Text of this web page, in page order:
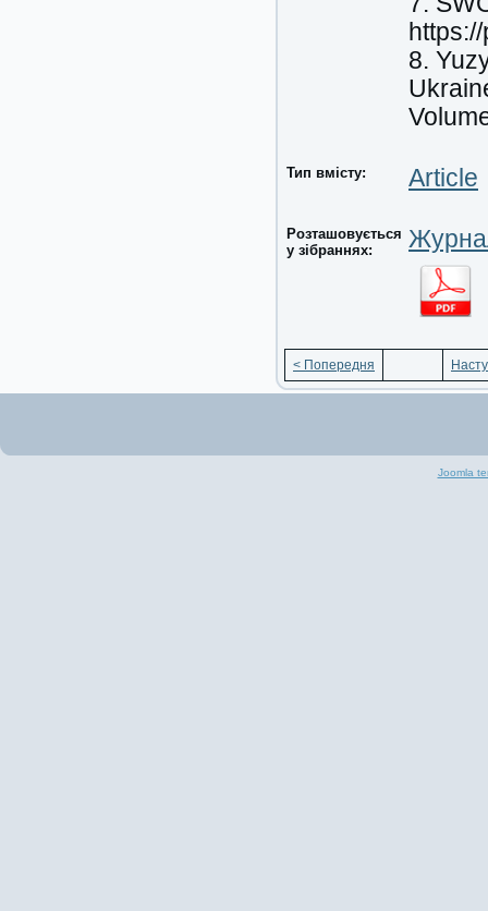
8.
Тип вмісту: Article
Розташовується
у зібраннях:
< Попередня
Joomla